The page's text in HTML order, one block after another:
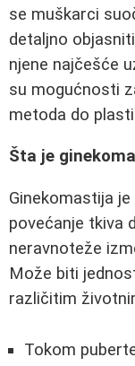
se muškarci
detaljno
njene najčešće
su mogućnosti
metoda do
Šta je
Ginekomastija
povećanje tkiva
neravnoteže
Može biti
različitim
Tokom